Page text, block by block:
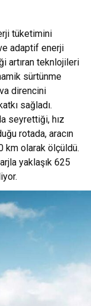
tüketimini
adaptif enerji
artıran teknlojileri
sürtünme
direncini
sağladı.
seyrettiği, hız
rotada, aracın
km olarak ölçüldü.
yaklaşık 625